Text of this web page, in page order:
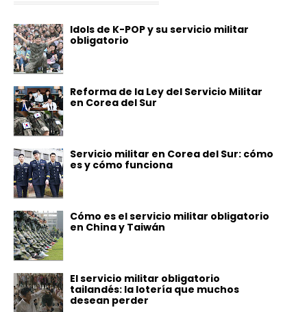
Idols de K-POP y su servicio militar
obligatorio
Reforma de la Ley del Servicio Militar
en Corea del Sur
Servicio militar en Corea del Sur: cómo
es y cómo funciona
Cómo es el servicio militar obligatorio
en China y Taiwán
El servicio militar obligatorio
tailandés: la lotería que muchos
desean perder